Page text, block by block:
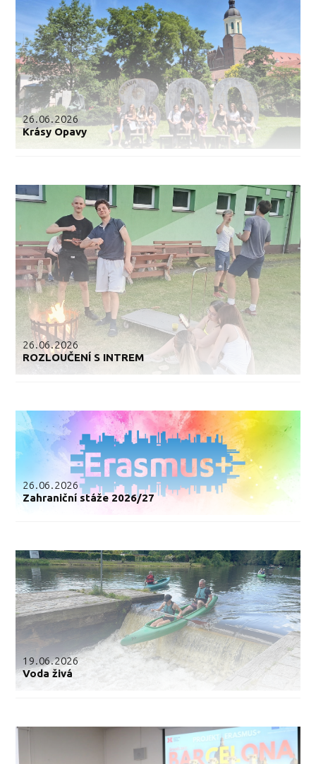
26.06.2026
Krásy Opavy
26.06.2026
ROZLOUČENÍ S INTREM
26.06.2026
Zahraniční stáže 2026/27
19.06.2026
Voda živá